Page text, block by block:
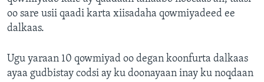
oo sare usii qaadi karta xiisadaha qowmiyadeed ee
dalkaas.
Ugu yaraan 10 qowmiyad oo degan koonfurta dalkaas
ayaa gudbistay codsi ay ku doonayaan inay ku noqdaan